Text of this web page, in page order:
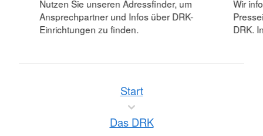
Nutzen Sie unseren Adressfinder, um
Ansprechpartner und Infos über DRK-
Einrichtungen zu finden.
Wir
DRK.
Start
Das DRK